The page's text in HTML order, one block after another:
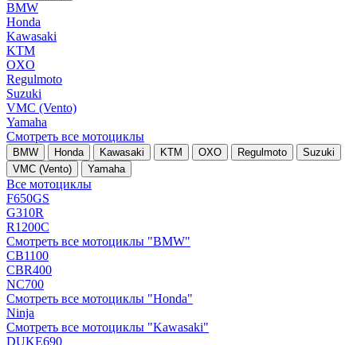
BMW
Honda
Kawasaki
KTM
OXO
Regulmoto
Suzuki
VMC (Vento)
Yamaha
Смотреть все мотоциклы
BMW Honda Kawasaki KTM OXO Regulmoto
Suzuki
VMC (Vento)
Yamaha
Все мотоциклы
F650GS
G310R
R1200C
Смотреть все мотоциклы "BMW"
CB1100
CBR400
NC700
Смотреть все мотоциклы "Honda"
Ninja
Смотреть все мотоциклы "Kawasaki"
DUKE690